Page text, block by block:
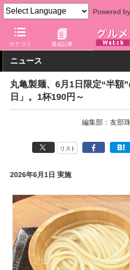
Powered by
カテゴリ 過去記事
グルメ Watch 店舗 丸亀製麺
ニュース
丸亀製麺、6月1日限定“半額
日」。1杯190円～
編集部：友部
リスト
2026年6月1日 実施